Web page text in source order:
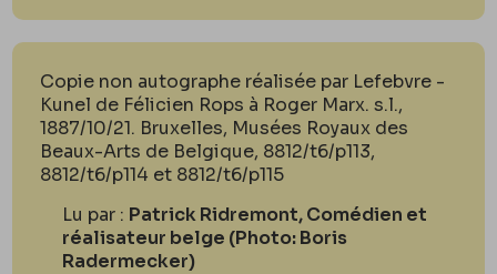
Copie non autographe réalisée par Lefebvre -
Kunel de Félicien Rops à Roger Marx. s.l.,
1887/10/21. Bruxelles, Musées Royaux des
Beaux-Arts de Belgique, 8812/t6/p113,
8812/t6/p114 et 8812/t6/p115
Lu par : Patrick Ridremont, Comédien et
réalisateur belge (Photo: Boris
Radermecker)